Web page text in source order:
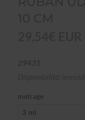
metrage